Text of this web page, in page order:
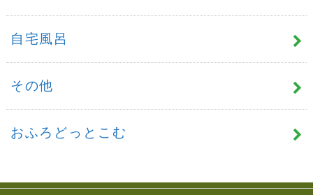
自宅風呂
その他
おふろどっとこむ